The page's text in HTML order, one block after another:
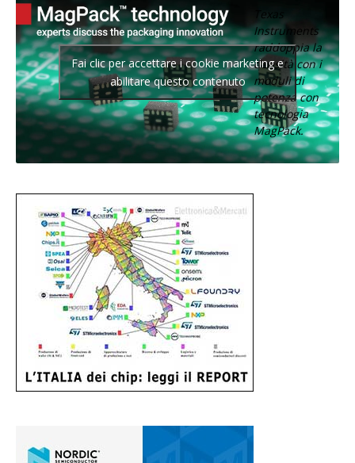
Texas
Instruments
raddoppia la
densità con i
moduli di
potenza con
tecnologia
MagPack.
Fai clic per accettare i cookie marketing e
abilitare questo contenuto